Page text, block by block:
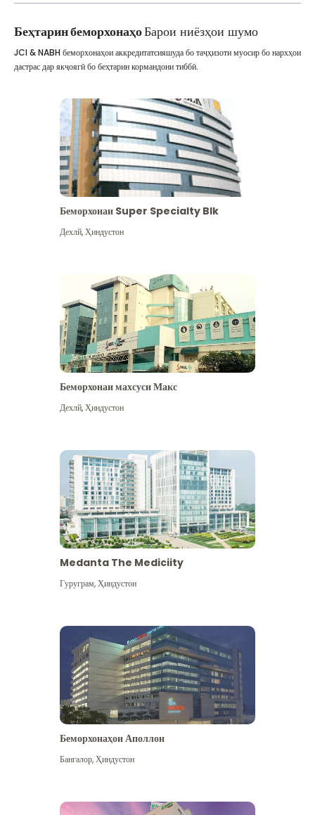
Беҳтарин беморхонаҳоБарои ниёзҳои шумо
Бештар дидан
JCI & NABH беморхонаҳои аккредитатсияшуда бо таҷҳизоти муосир бо нархҳои
дастрас дар якҷоягӣ бо беҳтарин кормандони тиббӣ.
Беморхонаи Super Specialty Blk
Дехлй,Ҳиндустон
Беморхонаи махсуси Макс
Дехлй,Ҳиндустон
Medanta The Mediciity
Гуруграм,Ҳиндустон
Беморхонаҳои Аполлон
Бангалор,Ҳиндустон